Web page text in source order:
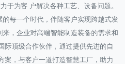
于为客 户解决各种工艺、设备问题。
每一个时代，伴随客户实现跨越式发
，企业对高端智能制造装备的需求和
际顶级合作伙伴，通过提供先进的自
案，与客户一道打造智慧工厂，助力